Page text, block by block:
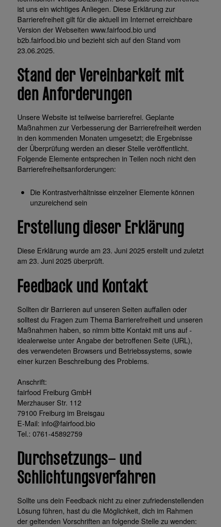
ist uns ein wichtiges Anliegen. Diese Erklärung zur
Barrierefreiheit gilt für die aktuell im Internet erreichbare
Version der Webseiten www.fairfood.bio und
b2b.fairfood.bio und bezieht sich auf den Stand vom
23.06.2025.
Stand der Vereinbarkeit mit
den Anforderungen
Unsere Website ist teilweise barrierefrei. Geplante
Maßnahmen zur Verbesserung der Barrierefreiheit werden
in den kommenden Monaten umgesetzt; die Ergebnisse
der Überprüfung werden an dieser Stelle veröffentlicht.
Folgende Elemente entsprechen in Teilen noch nicht den
Barrierefreiheitsanforderungen:
Die Kontrastverhältnisse einzelner Elemente können
unzureichend sein
Erstellung dieser Erklärung
Diese Erklärung wurde am 23. Juni 2025 erstellt und zuletzt
am 23. Juni 2025 überprüft.
Feedback und Kontakt
Sollten dir Barrieren auf unseren Seiten auffallen oder
solltest du Fragen zum Thema Barrierefreiheit und unseren
Maßnahmen haben, so nimm bitte Kontakt mit uns auf -
idealerweise unter Angabe der betroffenen Seite (URL),
des verwendeten Browsers und Betriebssystems, sowie
einer kurzen Beschreibung des Problems.
Anschrift:
fairfood Freiburg GmbH
Merzhauser Str. 112
79100 Freiburg im Breisgau
E-Mail: info@fairfood.bio
Tel.: 0761-45892759
Durchsetzungs- und
Schlichtungsverfahren
Sollte uns dein Feedback nicht zu einer zufriedenstellenden
Lösung führen, hast du die Möglichkeit, dich im Rahmen
der geltenden Vorschriften an folgende Stelle zu wenden: